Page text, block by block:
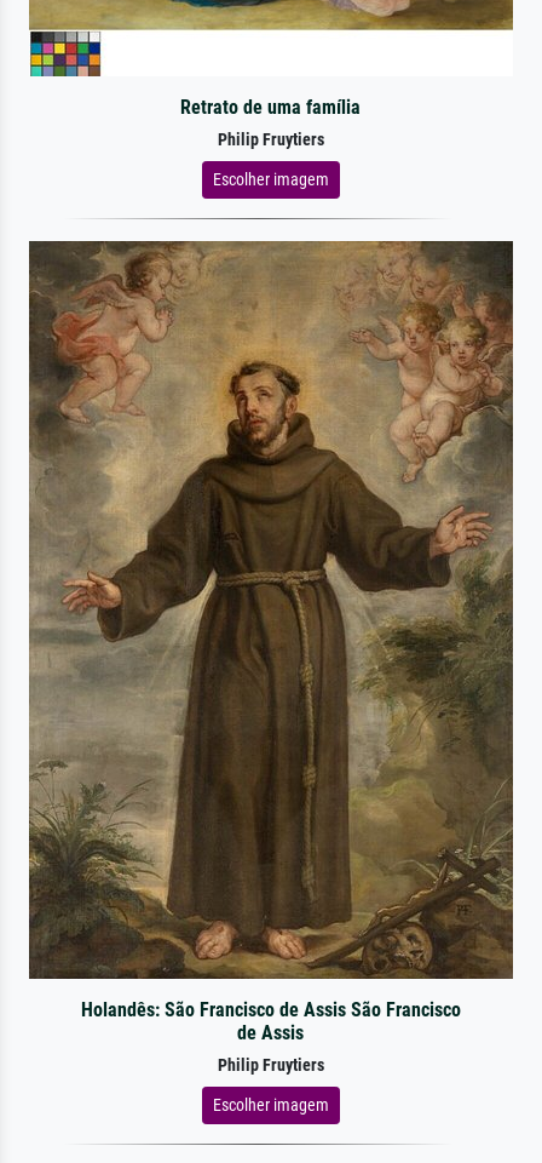
Retrato de uma família
Philip Fruytiers
Escolher imagem
Holandês: São Francisco de Assis São Francisco
de Assis
Philip Fruytiers
Escolher imagem